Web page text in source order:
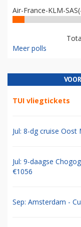
Air-France-KLM-
Meer polls
TUI vliegtickets
Jul: 8-dg cruise Oost
Jul: 9-daagse
€1056
Sep: Amsterdam -